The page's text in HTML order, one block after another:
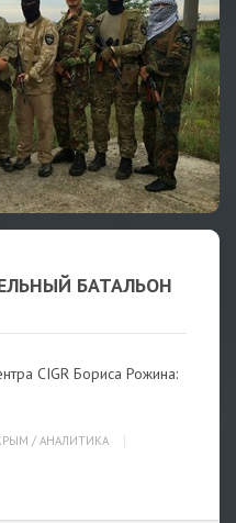
БАТАЛЬОН
CIGR Бориса Рожина:
/ АНАЛИТИКА